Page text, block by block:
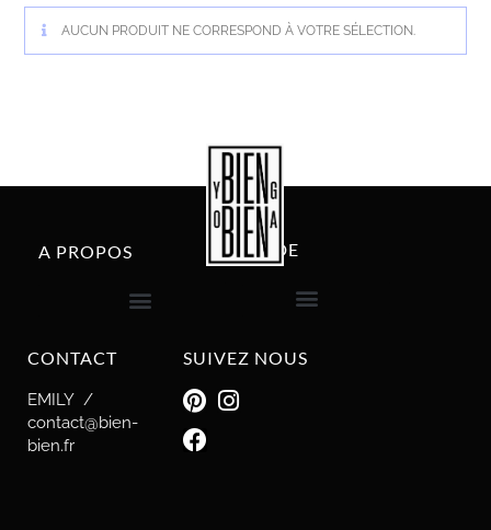
AUCUN PRODUIT NE CORRESPOND À VOTRE SÉLECTION.
A PROPOS AIDE
CONTACT
EMILY /
contact@bien-
bien.fr
SUIVEZ NOUS